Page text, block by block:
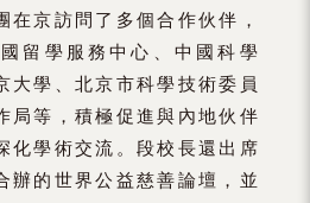
在京訪問了多個合作伙伴，
留學服務中心、中國科學
大學、北京市科學技術委員
局等，積極促進與內地伙伴
化學術交流。段校長還出席
辦的世界公益慈善論壇，並